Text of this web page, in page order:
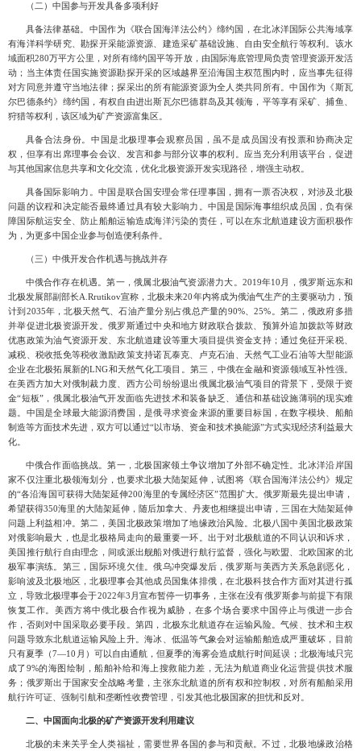
（二）中国参与开发具备多项利好
具备法律基础。中国作为《联合国海洋法公约》缔约国，在北冰洋国际公共海域享
有海洋科学研究、勘探开采能源资源、建造采矿基础设施、自由安全航行等权利。该水
域面积280万平方公里，对所有缔约国平等开放，由国际海底管理局负责管理资源开发活
动；当主体责任国实施资源勘探开采的区域越界至沿海国主权范围内时，应当事先征得
对方同意并遵守当地法律；探采出的所有能源资源为全人类共同所有。中国作为《斯瓦
尔巴德条约》缔约国，有权自由进出斯瓦尔巴德群岛及其领海，平等享有采矿、捕鱼、
狩猎等权利，该区域为矿产资源富集区。
具备合法身份。中国是北极理事会观察员国，虽不是成员国没有投票和协商决定
权，但享有出席理事会会议、发言和参与部分议事的权利。应当充分利用该平台，促进
与其他国家信息共享和文化交流，优化北极资源开发实现路径，增强主动权。
具备国际影响力。中国是联合国安理会常任理事国，拥有一票否决权，对涉及北极
问题的议程和决定能否最终通过具有较大影响力。中国是国际海事组织成员国，负有保
障国际航运安全、防止船舶运输造成海洋污染的责任，可以在东北航道建设方面积极作
为，为更多中国企业参与创造便利条件。
（三）中俄开发合作机遇与挑战并存
中俄合作存在机遇。第一，俄属北极油气资源潜力大。 2019年10月，俄罗斯远东和
北极发展部副部长A.Rrutikov宣称，北极未来20年内将成为俄油气生产的主要驱动力，预
计到2035年，北极天然气、石油产量分别占俄总产量的90%、25%。第二，俄政府多措
并举促进北极资源开发。俄罗斯通过中央和地方财政联合拨款、预算外追加拨款等财政
优惠政策为油气资源开发、东北航道建设等重大项目提供资金支持；通过免征开采税、
减税、税收抵免等税收激励政策支持诺瓦泰克、卢克石油、天然气工业石油等大型能源
企业在北极拓展新的LNG和天然气化工项目。第三，中俄在金融和资源领域互补性强。
在美西方加大对俄制裁力度、西方公司纷纷退出俄属北极油气项目的背景下，受限于资
金“短板”，俄属北极油气开发面临先进技术和装备缺乏、通信和基础设施薄弱的现实难
题。中国是全球最大能源消费国，是俄寻求资金来源的重要目标国，在数字模块、船舶
制造等方面技术先进，双方可以通过“以市场、资金和技术换能源”方式实现经济利益最大
化。
中俄合作面临挑战。第一，北极国家领土争议增加了外部不确定性。北冰洋沿岸国
家不仅注重北极领海划分，也要求北极大陆架延伸，试图将《联合国海洋法公约》规定
的“各沿海国可获得大陆架延伸200海里的专属经济区”范围扩大。俄罗斯最先提出申请，
希望获得350海里的大陆架延伸，随后加拿大、丹麦也相继提出申请，三国在大陆架延伸
问题上利益相冲。第二，美国北极政策增加了地缘政治风险。北极八国中美国北极政策
对俄影响最大，也是北极格局走向的最重要一环。出于对北极航道的不同认识和诉求，
美国推行航行自由理念，间或派出舰船对俄进行航行监督，强化与欧盟、北欧国家的北
极军事演练。第三，国际环境欠佳。俄乌冲突爆发后，俄罗斯与美西方关系急剧恶化，
影响波及北极地区，北极理事会其他成员国集体排俄，在北极科技合作方面对其进行孤
立，导致北极理事会于2022年3月宣布暂停一切事务，主张在没有俄罗斯参与前提下有限
恢复工作。美西方将中俄北极合作视为威胁，在多个场合要求中国停止与俄进一步合
作，否则对中国采取必要手段。第四，北极东北航道存在运输风险。气候、技术和主权
问题导致东北航道运输风险上升。海冰、低温等气象会对运输船舶造成严重破坏，目前
只有夏季（7—10月）可以自由通航，但夏季的海雾会造成航行时间延误；北极海域只完
成了9%的海图绘制，船舶补给和海上搜救能力差，无法为航道商业化运营提供技术服
务；俄罗斯出于国家安全战略考量，主张东北航道的所有权和控制权，对所有船舶采用
航行许可证、强制引航和垄断性收费管理，引发其他北极国家的担忧和反对。
二、中国面向北极的矿产资源开发利用建议
北极的未来关乎全人类福祉，需要世界各国的参与和贡献。不过，北极地缘政治格